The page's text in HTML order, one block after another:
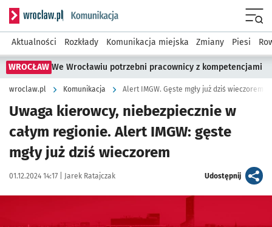
Serwis informacyjny wroclaw.pl podserwis: Komunikacja
Aktualności Rozkłady Komunikacja miejska Zmiany Piesi
WROCŁAW We Wrocławiu potrzebni pracownicy z kompetencjami
wroclaw.pl Komunikacja Alert IMGW. Gęste mgły już dziś wieczorem
Uwaga kierowcy, niebezpiecznie w
całym regionie. Alert IMGW: gęste
mgły już dziś wieczorem
Data publikacji:
01.12.2024 14:17 | Autor:
Jarek Ratajczak Udostępnijartykuł